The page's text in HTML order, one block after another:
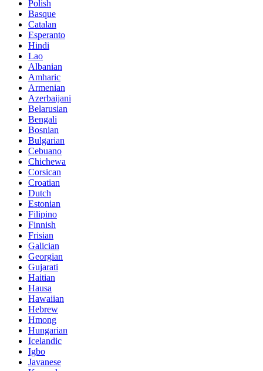
Polish
Basque
Catalan
Esperanto
Hindi
Lao
Albanian
Amharic
Armenian
Azerbaijani
Belarusian
Bengali
Bosnian
Bulgarian
Cebuano
Chichewa
Corsican
Croatian
Dutch
Estonian
Filipino
Finnish
Frisian
Galician
Georgian
Gujarati
Haitian
Hausa
Hawaiian
Hebrew
Hmong
Hungarian
Icelandic
Igbo
Javanese